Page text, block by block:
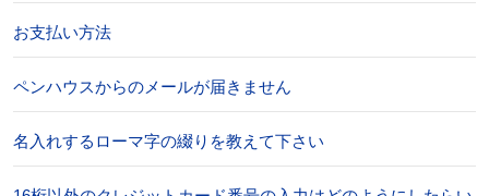
お支払い方法
ペンハウスからのメールが届きません
名入れするローマ字の綴りを教えて下さい